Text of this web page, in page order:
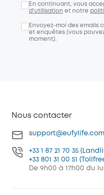
En continuant, vous
d'utilisation et notre
Envoyez-moi des emails
et enquêtes (vous
moment).
Nous contacter
support@eufylife.com
+33 1 87 21 70 35
+33 801 31 00 51
De 9h00 à 17h00 du